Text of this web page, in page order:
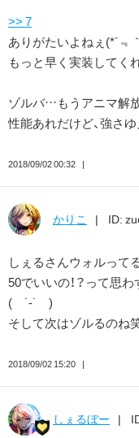
>> 7
ありがたいよねぇ(*´﹃
もっと早く実装してく
ゾルバ…もうアニマ解
性能あれだけど、強さ
2018/09/02 00:32
かりこ ID:
しぇるさんウォルって
50でいいの！？って思
( ˙-˙ )
そして次はゾルるのね
2018/09/02 15:20
しぇるぼー